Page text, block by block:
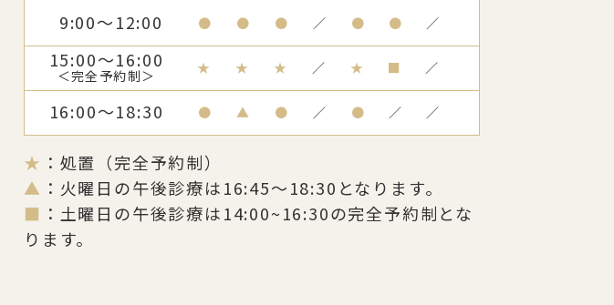
9:00～12:00
● ● ● ／ ● ● ／
15:00～16:00
＜完全予約制＞ ★ ★ ★ ／ ★ ■ ／
16:00～18:30 ● ▲ ● ／ ● ／ ／
★ ：処置（完全予約制）
▲ ：火曜日の午後診療は16:45～18:30となります。
■ ：土曜日の午後診療は14:00~16:30の完全予約制とな
ります。